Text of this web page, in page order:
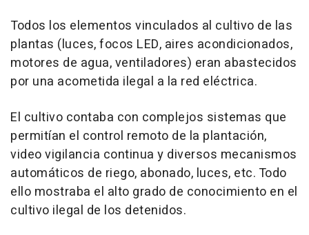
Todos los elementos vinculados al cultivo de las
plantas (luces, focos LED, aires acondicionados,
motores de agua, ventiladores) eran abastecidos
por una acometida ilegal a la red eléctrica.
El cultivo contaba con complejos sistemas que
permitían el control remoto de la plantación,
video vigilancia continua y diversos mecanismos
automáticos de riego, abonado, luces, etc. Todo
ello mostraba el alto grado de conocimiento en el
cultivo ilegal de los detenidos.